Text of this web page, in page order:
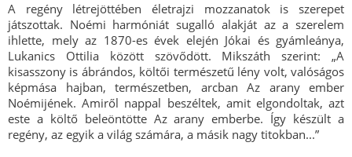
A regény létrejöttében életrajzi mozzanatok is szerepet
játszottak. Noémi harmóniát sugalló alakját az a szerelem
ihlette, mely az 1870-es évek elején Jókai és gyámleánya,
Lukanics Ottilia között szövődött. Mikszáth szerint: „A
kisasszony is ábrándos, költői természetű lény volt, valóságos
képmása hajban, természetben, arcban Az arany ember
Noémijének. Amiről nappal beszéltek, amit elgondoltak, azt
este a költő beleöntötte Az arany emberbe. Így készült a
regény, az egyik a világ számára, a másik nagy titokban...”